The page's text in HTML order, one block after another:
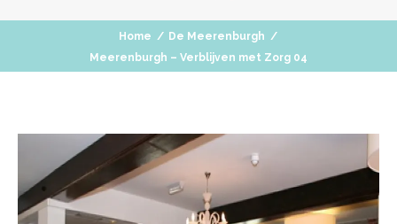
Home / De Meerenburgh /
Meerenburgh – Verblijven met Zorg 04